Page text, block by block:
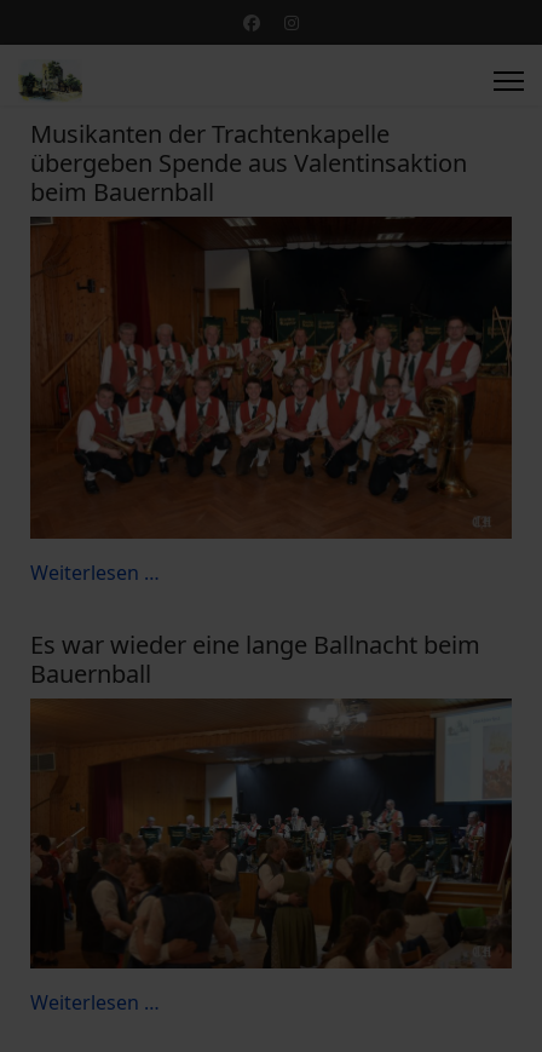
Musikanten der Trachtenkapelle
übergeben Spende aus Valentinsaktion
beim Bauernball
Weiterlesen …
Es war wieder eine lange Ballnacht beim
Bauernball
Weiterlesen …